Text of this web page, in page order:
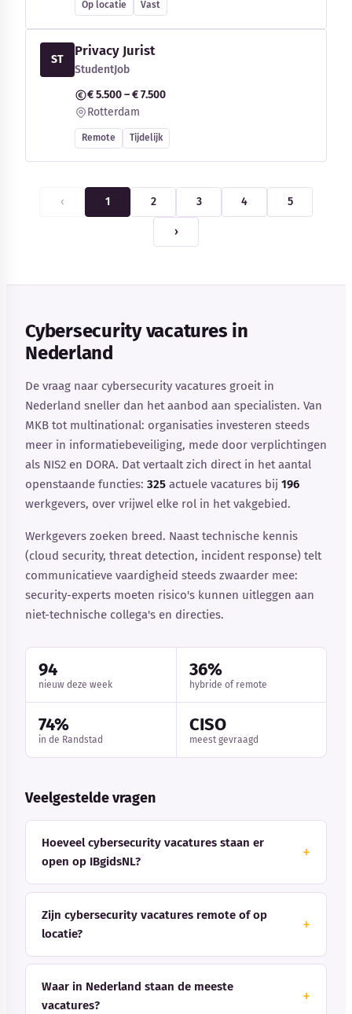
Op locatie Vast
ST
Privacy Jurist
StudentJob
€ 5.500 – € 7.500
Rotterdam
Remote Tijdelijk
‹ 1 2 3 4 5
›
Cybersecurity vacatures in
Nederland
De vraag naar cybersecurity vacatures groeit in
Nederland sneller dan het aanbod aan specialisten. Van
MKB tot multinational: organisaties investeren steeds
meer in informatiebeveiliging, mede door verplichtingen
als NIS2 en DORA. Dat vertaalt zich direct in het aantal
openstaande functies: 325 actuele vacatures bij 196
werkgevers, over vrijwel elke rol in het vakgebied.
Werkgevers zoeken breed. Naast technische kennis
(cloud security, threat detection, incident response) telt
communicatieve vaardigheid steeds zwaarder mee:
security-experts moeten risico's kunnen uitleggen aan
niet-technische collega's en directies.
94
nieuw deze week
36%
hybride of remote
74%
in de Randstad
CISO
meest gevraagd
Veelgestelde vragen
Hoeveel cybersecurity vacatures staan er
open op IBgidsNL?
Zijn cybersecurity vacatures remote of op
locatie?
Waar in Nederland staan de meeste
vacatures?